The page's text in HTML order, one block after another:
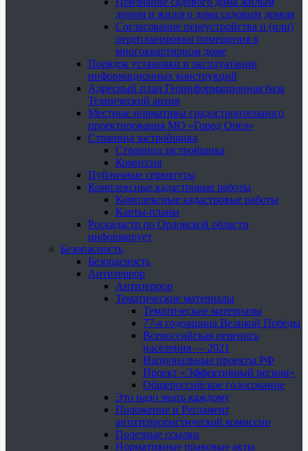
домом и жилого дома садовым домом
Согласование переустройства и (или)
перепланировки помещения в
многоквартирном доме
Порядок установки и эксплуатации
информационных конструкций
Адресный план Геоинформационная база
Технический архив
Местные нормативы градостроительного
проектирования МО «Город Орёл»
Страница застройщика
Страница застройщика
Комиссия
Публичные сервитуты
Комплексные кадастровые работы
Комплексные кадастровые работы
Карты-планы
Роскадастр по Орловской области
информирует
Безопасность
Безопасность
Антитеррор
Антитеррор
Тематические материалы
Тематические материалы
77-я годовщина Великой Победы
Всероссийская перепись
населения — 2021
Национальные проекты РФ
Проект «Эффективный регион»
Общероссийское голосование
Это надо знать каждому
Положение и Регламент
антитеррористической комиссии
Полезные ссылки
Нормативные правовые акты